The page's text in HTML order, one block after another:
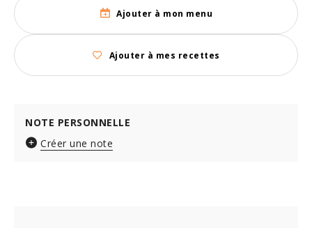
Ajouter à mon menu
Ajouter à mes recettes
NOTE PERSONNELLE
Créer une note